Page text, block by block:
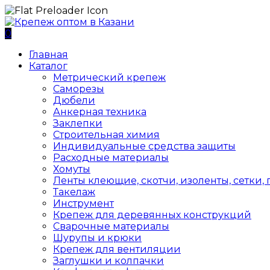
0
Главная
Каталог
Метрический крепеж
Саморезы
Дюбели
Анкерная техника
Заклепки
Строительная химия
Индивидуальные средства защиты
Расходные материалы
Хомуты
Ленты клеющие, скотчи, изоленты, сетки,
Такелаж
Инструмент
Крепеж для деревянных конструкций
Сварочные материалы
Шурупы и крюки
Крепеж для вентиляции
Заглушки и колпачки